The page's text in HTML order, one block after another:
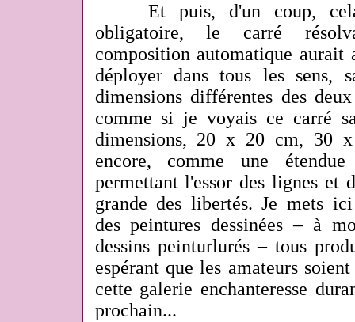
Et puis, d'un coup, cela
obligatoire, le carré
composition automatique
déployer dans tous les sens,
dimensions différentes des
comme si je voyais ce carré
dimensions, 20 x 20 cm, 30
encore, comme une
permettant l'essor des lignes et
grande des libertés. Je mets
des peintures dessinées – à
dessins peinturlurés – tous
espérant que les amateurs
cette galerie enchanteresse
prochain...